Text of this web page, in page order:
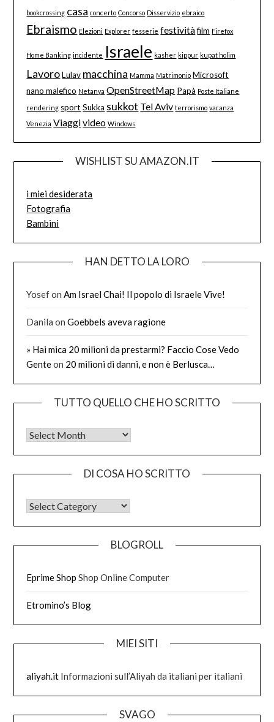
bookcrossing casa concerto Concorso Disservizio ebraico
Ebraismo Elezioni Explorer fesserie festività film Firefox
Home Banking incidente Israele kasher kippur kupat holim
Lavoro Lulav macchina Mamma Matrimonio Microsoft
nano malefico Netanya OpenStreetMap Papà Poste Italiane
rendering sport Sukka sukkot Tel Aviv terrorismo vacanza
Venezia Viaggivideo Windows
WISHLIST SU AMAZON.IT
i miei desiderata
Fotografia
Bambini
HAN DETTO LA LORO
YosefonAm Israel Chai! Il popolo di Israele Vive!
Danila onGoebbels aveva ragione
» Hai mica 20 milioni da prestarmi? Faccio Cose Vedo
Genteon 20 milioni di danni, e non è Berlusca…
TUTTO QUELLO CHE HO SCRITTO
Tutto quello che ho scritto
DI COSA HO SCRITTO
DI COSA HO SCRITTO
BLOGROLL
Eprime Shop Shop Online Computer
Etromino’s Blog
MIEI SITI
aliyah.it Informazioni sull’Aliyah da italiani per italiani
SVAGO